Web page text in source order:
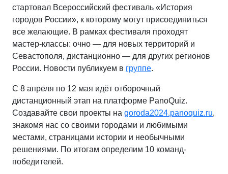
стартовал Всероссийский фестиваль «История
городов России», к которому могут присоединиться
все желающие. В рамках фестиваля проходят
мастер-классы: очно — для новых территорий и
Севастополя, дистанционно — для других регионов
России. Новости публикуем в группе.
С 8 апреля по 12 мая идёт отборочный
дистанционный этап на платформе PanoQuiz.
Создавайте свои проекты на goroda2024.panoquiz.ru,
знакомя нас со своими городами и любимыми
местами, страницами истории и необычными
решениями. По итогам определим 10 команд-
победителей.